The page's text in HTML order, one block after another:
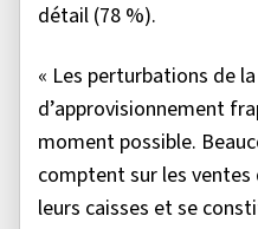
détail (78 %).
« Les perturbations de
d’approvisionnement
moment possible.
comptent sur les
leurs caisses et se